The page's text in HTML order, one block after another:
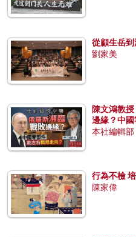
從顧生岳
劉家美
陳文鴻教
邊緣？中國
本社編輯部
行為不檢
陳家偉